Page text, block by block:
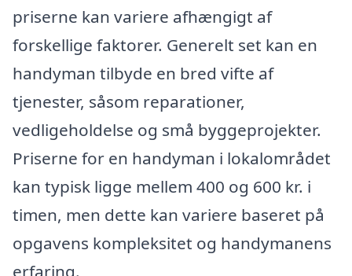
priserne kan variere afhængigt af
forskellige faktorer. Generelt set kan en
handyman tilbyde en bred vifte af
tjenester, såsom reparationer,
vedligeholdelse og små byggeprojekter.
Priserne for en handyman i lokalområdet
kan typisk ligge mellem 400 og 600 kr. i
timen, men dette kan variere baseret på
opgavens kompleksitet og handymanens
erfaring.